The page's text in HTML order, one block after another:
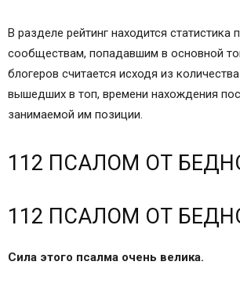
В разделе рейтинг находится статистика
сообществам, попадавшим в основной
блогеров считается исходя из
вышедших в топ, времени нахождения
занимаемой им позиции.
112 ПСАЛОМ ОТ
112 ПСАЛОМ ОТ
Сила этого псалма очень велика.